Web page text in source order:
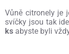
Vůně citronely je
svíčky jsou tak
ks abyste byli